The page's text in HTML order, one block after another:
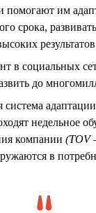
помогают им
срока,
в социальных
до
недельное
компании (TOV
в